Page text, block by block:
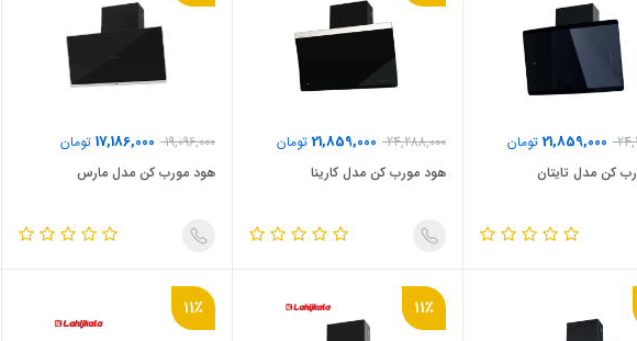
21,859,000 تومان
کن مدل تایتان
24,288,000
21,859,000 تومان
هود مورب کن مدل کارینا
19,096,000
17,186,000 تومان
هود مورب کن مدل مارس
11٪ 11٪